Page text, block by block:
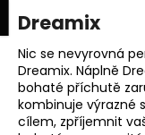
Přejít
na
obsah
Dreamix
Nic se nevyrovná
Dreamix. Náplně
bohaté příchutě
kombinuje výrazné
cílem, zpříjemnit
o
C
o